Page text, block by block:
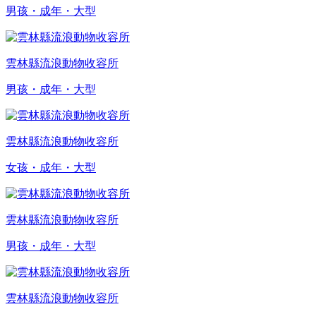
男孩・成年・大型
雲林縣流浪動物收容所
男孩・成年・大型
雲林縣流浪動物收容所
女孩・成年・大型
雲林縣流浪動物收容所
男孩・成年・大型
雲林縣流浪動物收容所